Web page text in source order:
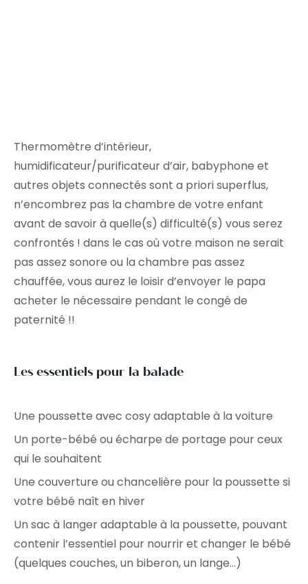
Thermomètre d’intérieur,
humidificateur/purificateur d’air, babyphone et
autres objets connectés sont a priori superflus,
n’encombrez pas la chambre de votre enfant
avant de savoir à quelle(s) difficulté(s) vous serez
confrontés ! dans le cas où votre maison ne serait
pas assez sonore ou la chambre pas assez
chauffée, vous aurez le loisir d’envoyer le papa
acheter le nécessaire pendant le congé de
paternité !!
Les essentiels pour la balade
Une poussette avec cosy adaptable à la voiture
Un porte-bébé ou écharpe de portage pour ceux
qui le souhaitent
Une couverture ou chancelière pour la poussette si
votre bébé naît en hiver
Un sac à langer adaptable à la poussette, pouvant
contenir l’essentiel pour nourrir et changer le bébé
(quelques couches, un biberon, un lange…)